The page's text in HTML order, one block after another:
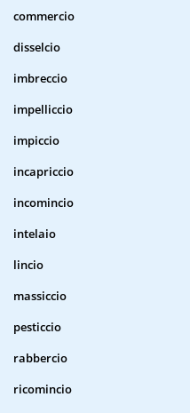
commercio
disselcio
imbreccio
impelliccio
impiccio
incapriccio
incomincio
intelaio
lincio
massiccio
pesticcio
rabbercio
ricomincio